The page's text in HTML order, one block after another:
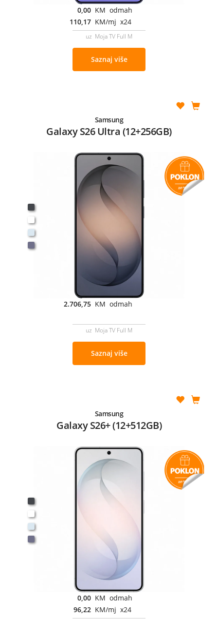
0,00 KM odmah
110,17 KM/mj x24
uz Moja TV Full M
Saznaj više
Samsung
Galaxy S26 Ultra (12+256GB)
2.706,75 KM odmah
uz Moja TV Full M
Saznaj više
Samsung
Galaxy S26+ (12+512GB)
0,00 KM odmah
96,22 KM/mj x24